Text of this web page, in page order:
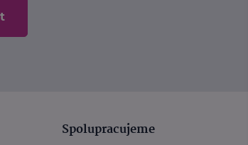
Spolupracujeme